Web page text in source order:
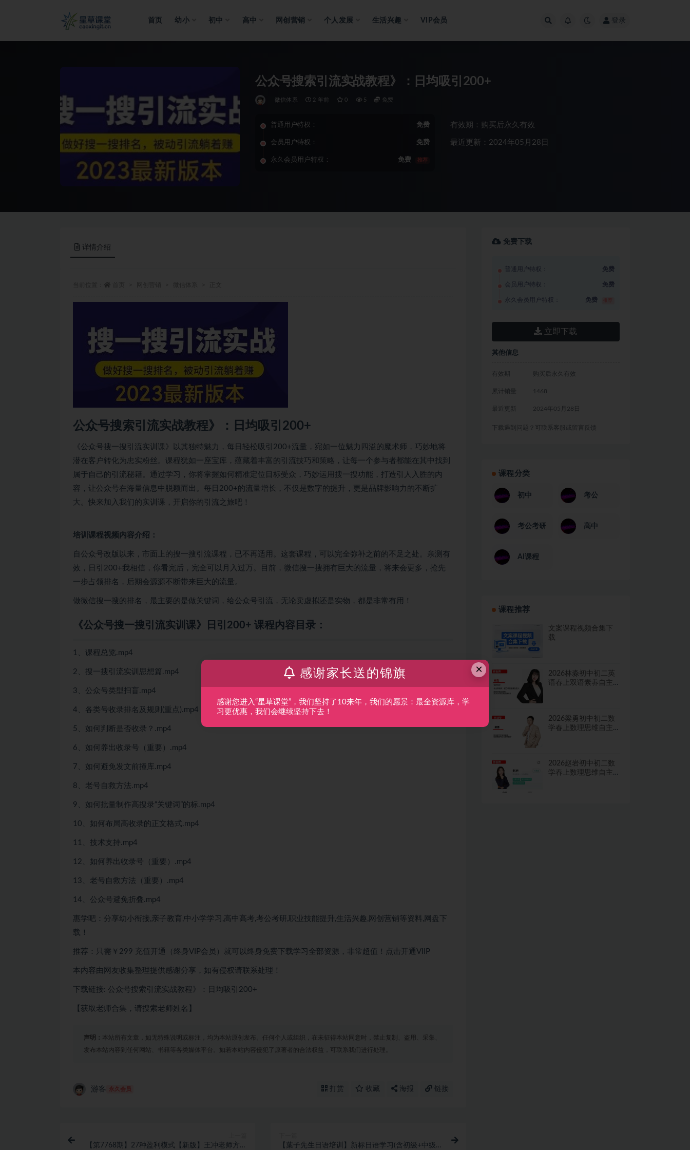
首页 幼小 初中 高中 网创营销 个人发展 生活兴趣 VIP会员 登录
公众号搜索引流实战教程》：日均吸引200+
微信体系 2 年前 0 5 免费
普通用户特权： 免费
会员用户特权： 免费
永久会员用户特权： 免费 推荐
有效期：购买后永久有效
最近更新：2024年05月28日
详情介绍
公众号搜索引流实战教程》：日均吸引200+
《公众号搜一搜引流实训课》以其独特魅力，每日轻松吸引200+流量，宛如一位魅力四溢的魔术师，巧妙地将
潜在客户转化为忠实粉丝。课程犹如一座宝库，蕴藏着丰富的引流技巧和策略，让每一个参与者都能在其中找到
属于自己的引流秘籍。通过学习，你将掌握如何精准定位目标受众，巧妙运用搜一搜功能，打造引人入胜的内
容，让公众号在海量信息中脱颖而出。每日200+的流量增长，不仅是数字的提升，更是品牌影响力的不断扩
大。快来加入我们的实训课，开启你的引流之旅吧！
培训课程视频内容介绍：
自公众号改版以来，市面上的搜一搜引流课程，已不再适用。这套课程，可以完全弥补之前的不足之处。亲测有
效，日引200+我相信，你看完后，完全可以月入过万。目前，微信搜一搜拥有巨大的流量，将来会更多，抢先
一步占领排名，后期会源源不断带来巨大的流量。
做微信搜一搜的排名，最主要的是做关键词，给公众号引流，无论卖虚拟还是实物，都是非常有用！
《公众号搜一搜引流实训课》日引200+ 课程内容目录：
1、课程总览.mp4
2、搜一搜引流实训思想篇.mp4
3、公众号类型扫盲.mp4
4、各类号收录排名及规则(重点).mp4
5、如何判断是否收录？.mp4
6、如何养出收录号（重要）.mp4
7、如何避免发文前撞库.mp4
8、老号自救方法.mp4
9、如何批量制作高搜录“关键词”的标.mp4
10、如何布局高收录的正文格式.mp4
11、技术支持.mp4
12、如何养出收录号（重要）.mp4
13、老号自救方法（重要）.mp4
14、公众号避免折叠.mp4
惠学吧：分享幼小衔接,亲子教育,中小学学习,高中高考,考公考研,职业技能提升,生活兴趣,网创营销等资料,网盘下
载！
推荐：只需￥299 充值开通（终身VIP会员）就可以终身免费下载学习全部资源，非常超值！点击开通VIIP
本内容由网友收集整理提供感谢分享，如有侵权请联系处理！
下载链接: 公众号搜索引流实战教程》：日均吸引200+
【获取老师合集，请搜索老师姓名】
声明： 本站所有文章，如无特殊说明或标注，均为本站原创发布。任何个人或组织，在未征得本站同意时，禁止复制、盗用、采集、
发布本站内容到任何网站、书籍等各类媒体平台。如若本站内容侵犯了原著者的合法权益，可联系我们进行处理。
游客 永久会员 打赏 收藏 海报 链接
【第7768期】27种盈利模式【新版】王冲老师方案
【葉子先生日语培训】新标日语学习(含初级+中级
免费下载
普通用户特权： 免费
会员用户特权： 免费
永久会员用户特权： 免费
立即下载
其他信息
有效期 购买后永久有效
累计销量 1468
最近更新 2024年05月28日
下载遇到问题？可联系客服或留言反馈
课程分类
初中 考公
考公考研 高中
AI课程
课程推荐
文案课程视频合集下
载
2026林淼初中初二英
语春上双语素养自主
2026梁勇初中初二数
学春上数理思维自主
2026赵岩初中初二数
学春上数理思维自主
×
感谢家长送的锦旗
感谢您进入“星草课堂”，我们坚持了10来年，我们的愿景：最全资源库，学
习更优惠，我们会继续坚持下去！